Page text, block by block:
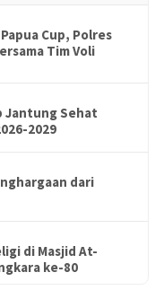
Cup, Polres
Tim Voli
Jantung Sehat
2029
dari
di Masjid At-
ke-80
2 Merauke Siapkan